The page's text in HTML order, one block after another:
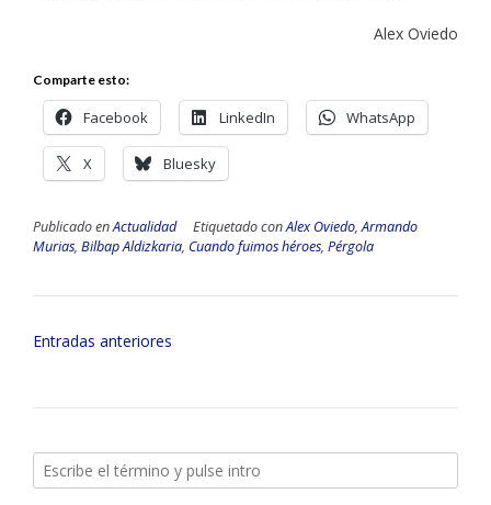
Alex Oviedo
Comparte esto:
Facebook LinkedIn WhatsApp
X Bluesky
Publicado enActualidad Etiquetado conAlex Oviedo,Armando
Murias, Bilbap Aldizkaria, Cuando fuimos héroes, Pérgola
Navegación
Entradas anteriores